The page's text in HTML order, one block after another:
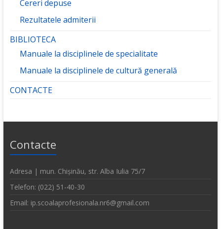
Cereri depuse
Rezultatele admiterii
BIBLIOTECA
Manuale la disciplinele de specialitate
Manuale la disciplinele de cultură generală
CONTACTE
Contacte
Adresa | mun. Chișinău, str. Alba Iulia 75/7
Telefon: (022) 51-40-30
Email: ip.scoalaprofesionala.nr6@gmail.com